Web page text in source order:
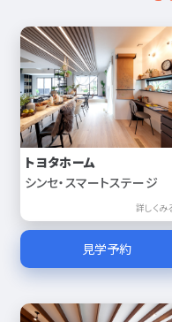
トヨタホーム
シンセ・スマートステージ
詳しくみ
見学予約